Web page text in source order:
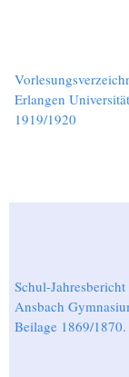
Erlangen Universität
1919/1920
Schul-Jahresbericht
Ansbach
Beilage 1869/1870.